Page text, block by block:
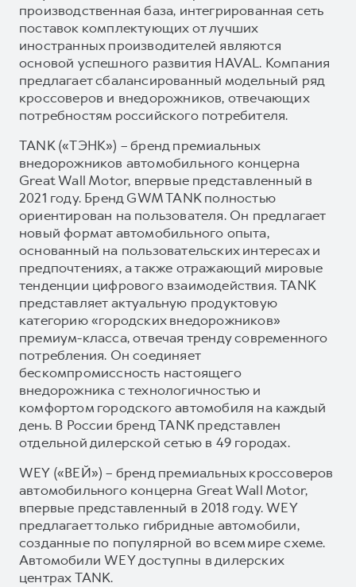
производственная база, интегрированная сеть
поставок комплектующих от лучших
иностранных производителей являются
основой успешного развития HAVAL. Компания
предлагает сбалансированный модельный ряд
кроссоверов и внедорожников, отвечающих
потребностям российского потребителя.
TANK («ТЭНК») – бренд премиальных
внедорожников автомобильного концерна
Great Wall Motor, впервые представленный в
2021 году. Бренд GWM TANK полностью
ориентирован на пользователя. Он предлагает
новый формат автомобильного опыта,
основанный на пользовательских интересах и
предпочтениях, а также отражающий мировые
тенденции цифрового взаимодействия. TANK
представляет актуальную продуктовую
категорию «городских внедорожников»
премиум-класса, отвечая тренду современного
потребления. Он соединяет
бескомпромиссность настоящего
внедорожника с технологичностью и
комфортом городского автомобиля на каждый
день. В России бренд TANK представлен
отдельной дилерской сетью в 49 городах.
WEY («ВЕЙ») – бренд премиальных кроссоверов
автомобильного концерна Great Wall Motor,
впервые представленный в 2018 году. WEY
предлагает только гибридные автомобили,
созданные по популярной во всем мире схеме.
Автомобили WEY доступны в дилерских
центрах TANK.